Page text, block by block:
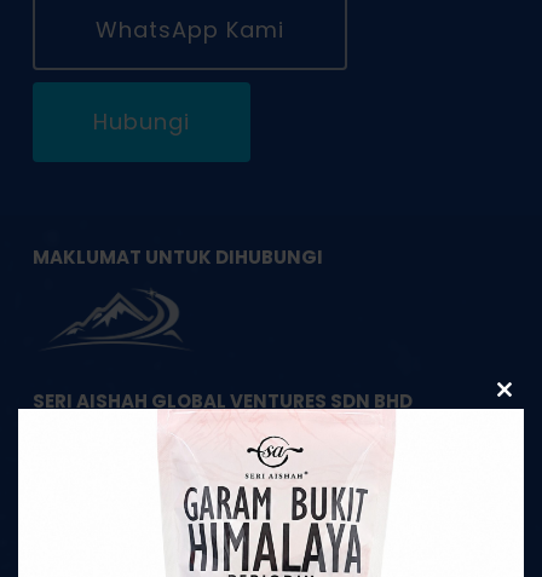
WhatsApp Kami
Hubungi
MAKLUMAT UNTUK DIHUBUNGI
SERI AISHAH GLOBAL VENTURES SDN BHD
HQ Pembekal Garam Bukit Asli Himalaya
22, Jalan Apollo U5/191,